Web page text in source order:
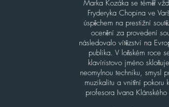
Marka Kozáka se téměř
Fryderyka Chopina ve
úspěchem na prestižní
ocenění za provedení
následovalo vítězství na
publika. V loňském roce
klavíristovo jméno
neomylnou techniku, smysl
muzikalitu a vnitřní
profesora Ivana